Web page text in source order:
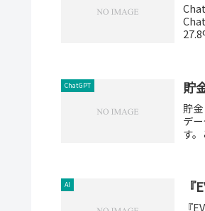
ChatGPT 貯
貯
デ
す
AI
『